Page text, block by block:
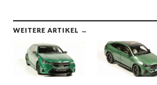
WEITERE ARTIKEL →